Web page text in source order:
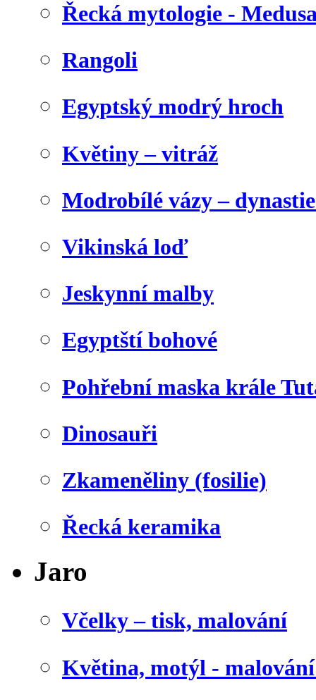
Řecká mytologie -
Rangoli
Egyptský modrý hroch
Květiny – vitráž
Modrobílé vázy –
Vikinská loď
Jeskynní malby
Egyptští bohové
Pohřební maska krále
Dinosauři
Zkameněliny (fosilie)
Řecká keramika
Jaro
Včelky – tisk, malování
Květina, motýl -